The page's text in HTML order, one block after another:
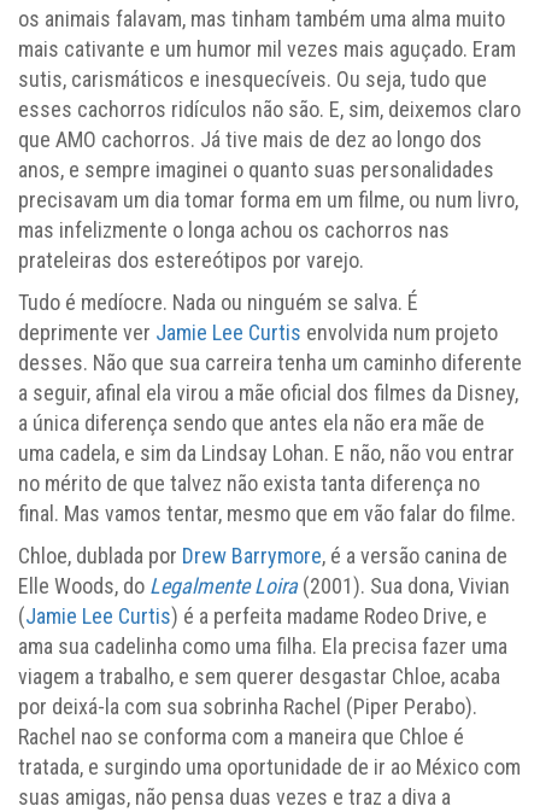
os animais falavam, mas tinham também uma alma muito
mais cativante e um humor mil vezes mais aguçado. Eram
sutis, carismáticos e inesquecíveis. Ou seja, tudo que
esses cachorros ridículos não são. E, sim, deixemos claro
que AMO cachorros. Já tive mais de dez ao longo dos
anos, e sempre imaginei o quanto suas personalidades
precisavam um dia tomar forma em um filme, ou num livro,
mas infelizmente o longa achou os cachorros nas
prateleiras dos estereótipos por varejo.
Tudo é medíocre. Nada ou ninguém se salva. É
deprimente ver Jamie Lee Curtis envolvida num projeto
desses. Não que sua carreira tenha um caminho diferente
a seguir, afinal ela virou a mãe oficial dos filmes da Disney,
a única diferença sendo que antes ela não era mãe de
uma cadela, e sim da Lindsay Lohan. E não, não vou entrar
no mérito de que talvez não exista tanta diferença no
final. Mas vamos tentar, mesmo que em vão falar do filme.
Chloe, dublada por Drew Barrymore, é a versão canina de
Elle Woods, do Legalmente Loira(2001). Sua dona, Vivian
(Jamie Lee Curtis) é a perfeita madame Rodeo Drive, e
ama sua cadelinha como uma filha. Ela precisa fazer uma
viagem a trabalho, e sem querer desgastar Chloe, acaba
por deixá-la com sua sobrinha Rachel (Piper Perabo).
Rachel nao se conforma com a maneira que Chloe é
tratada, e surgindo uma oportunidade de ir ao México com
suas amigas, não pensa duas vezes e traz a diva a